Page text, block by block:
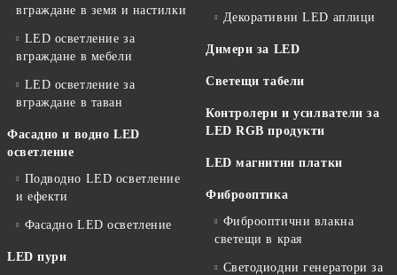
вграждане в земя и настилки
LED осветление за
вграждане в мебели
LED осветление за
вграждане в таван
Фасадно и водно LED
осветление
Подводно LED осветление
и ефекти
Фасадно LED осветление
LED пури
Декоративни LED аплици
Димери за LED
Светещи табели
Контролери и усилватели за
LED RGB продукти
LED магнитни платки
Фиброоптика
Фиброоптични влакна
светещи в края
Светодиодни генератори за